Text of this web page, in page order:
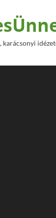
karácsonyi